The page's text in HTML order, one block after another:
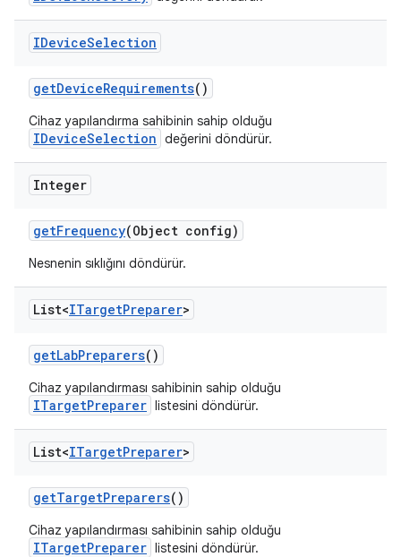
IDeviceSelection
getDeviceRequirements()
Cihaz yapılandırma sahibinin sahip olduğu
IDeviceSelection değerini döndürür.
Integer
getFrequency(Object config)
Nesnenin sıklığını döndürür.
List<ITargetPreparer>
getLabPreparers()
Cihaz yapılandırması sahibinin sahip olduğu
ITargetPreparer listesini döndürür.
List<ITargetPreparer>
getTargetPreparers()
Cihaz yapılandırması sahibinin sahip olduğu
ITargetPreparer listesini döndürür.